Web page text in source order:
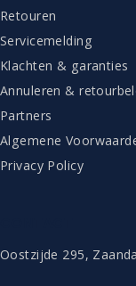
Retouren
Servicemelding
Klachten & garanties
Annuleren &
Partners
Algemene
Privacy Policy
Oostzijde 295,